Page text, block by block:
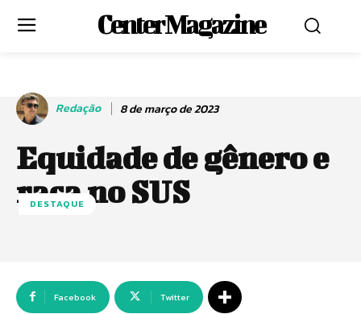
Center Magazine
Redação 8 de março de 2023
Equidade de gênero e
raça no SUS
DESTAQUE
Facebook Twitter